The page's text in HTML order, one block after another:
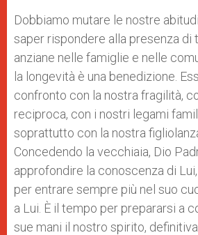
Dobbiamo mutare le nostre
saper rispondere alla presenza di
anziane nelle famiglie e nelle
la longevità è una benedizione.
confronto con la nostra fragilità,
reciproca, con i nostri legami
soprattutto con la nostra
Concedendo la vecchiaia, Dio
approfondire la conoscenza di
per entrare sempre più nel suo
a Lui. È il tempo per prepararsi a
sue mani il nostro spirito,